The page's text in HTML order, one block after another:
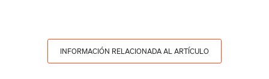
INFORMACIÓN RELACIONADA AL ARTÍCULO